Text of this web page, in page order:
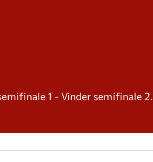
1 - Vinder semifinale 2.